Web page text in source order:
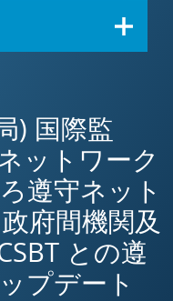
) 国際監
ットワーク
遵守ネット
府間機関及
との遵
プデート